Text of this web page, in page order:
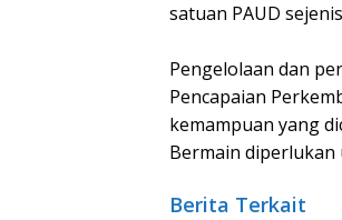
satuan PAUD
‎Pengelolaan dan
Pencapaian
kemampuan yang
Bermain
Berita Terkait